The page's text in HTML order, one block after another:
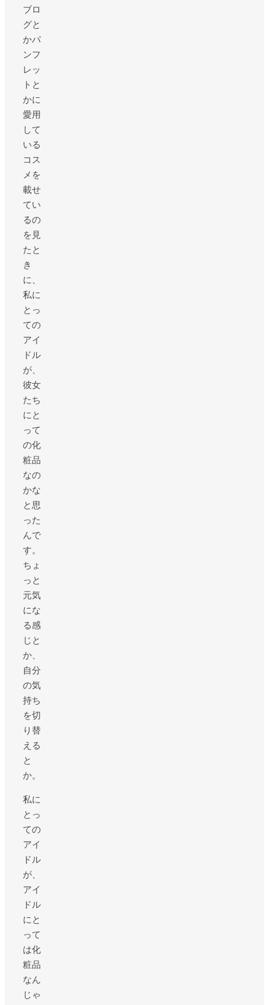
ブロ
グと
かパ
ンフ
レッ
トと
かに
愛用
して
いる
コス
メを
載せ
てい
るの
を見
たと
き
に、
私に
とっ
ての
アイ
ドル
が、
彼女
たち
にと
って
の化
粧品
なの
かな
と思
った
んで
す。
ちょ
っと
元気
にな
る感
じと
か、
自分
の気
持ち
を切
り替
える
と
か。
私に
とっ
ての
アイ
ドル
が、
アイ
ドル
にと
って
は化
粧品
なん
じゃ